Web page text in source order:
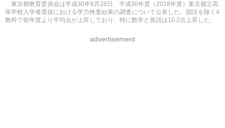
東京都教育委員会は平成30年6月28日、平成30年度（2018年度）東京都立高
等学校入学者選抜における学力検査結果の調査について公表した。国語を除く4
教科で前年度より平均点が上昇しており、特に数学と英語は10.2点上昇した。
advertisement